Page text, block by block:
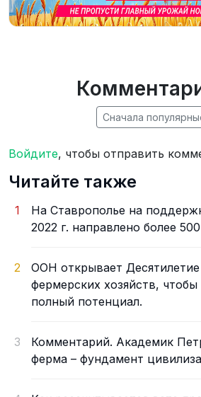
Сначала
Войдите, чтобы отправить
Читайте также
1
На Ставрополье на
2022 г. направлено более
2
ООН открывает
фермерских хозяйств,
полный потенциал.
3
Комментарий. Академик
ферма – фундамент